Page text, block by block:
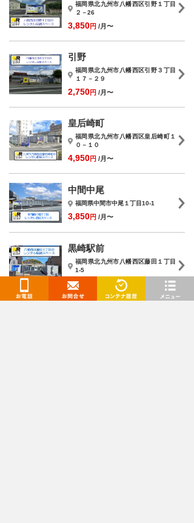
福岡県北九州市八幡西区引野１丁目
２－26
3,850円 /月〜
引野
福岡県北九州市八幡西区引野３丁目
１７－２９
2,750円 /月〜
皇后崎町
福岡県北九州市八幡西区皇后崎町１
０－１０
4,950円 /月〜
中間中尾
福岡県中間市中尾１丁目10-1
3,850円 /月〜
黒崎駅前
福岡県北九州市八幡西区藤田１丁目
1-5
3,850